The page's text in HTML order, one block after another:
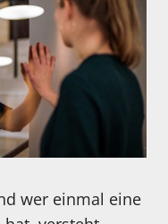
wer einmal eine